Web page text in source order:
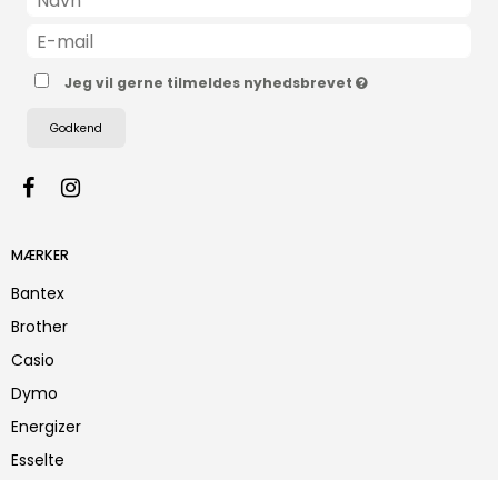
Jeg vil gerne tilmeldes nyhedsbrevet
Godkend
MÆRKER
Bantex
Brother
Casio
Dymo
Energizer
Esselte